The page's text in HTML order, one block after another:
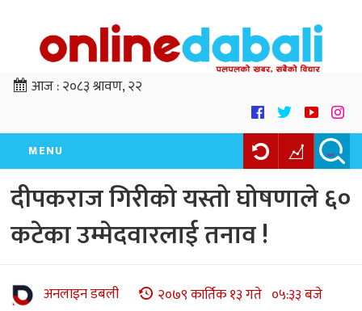
आज :२०८३ श्रावण, २२
MENU
दीपकराज गिरीको यस्तो घोषणाले ६०
कटेका उम्मेदवारलाई तनाव !
अनलाइन डबली २०७९ कार्तिक १३ गते ०५:३३ बजे